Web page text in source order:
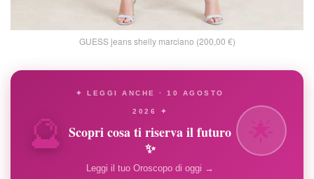
GUESS jeans shelly marciano (200,00 €)
🔮
✦ LEGGI ANCHE · 10 AGOSTO
2026 ✦
Scopri cosa ti riserva il futuro
✨
Leggi il tuo Oroscopo di oggi →